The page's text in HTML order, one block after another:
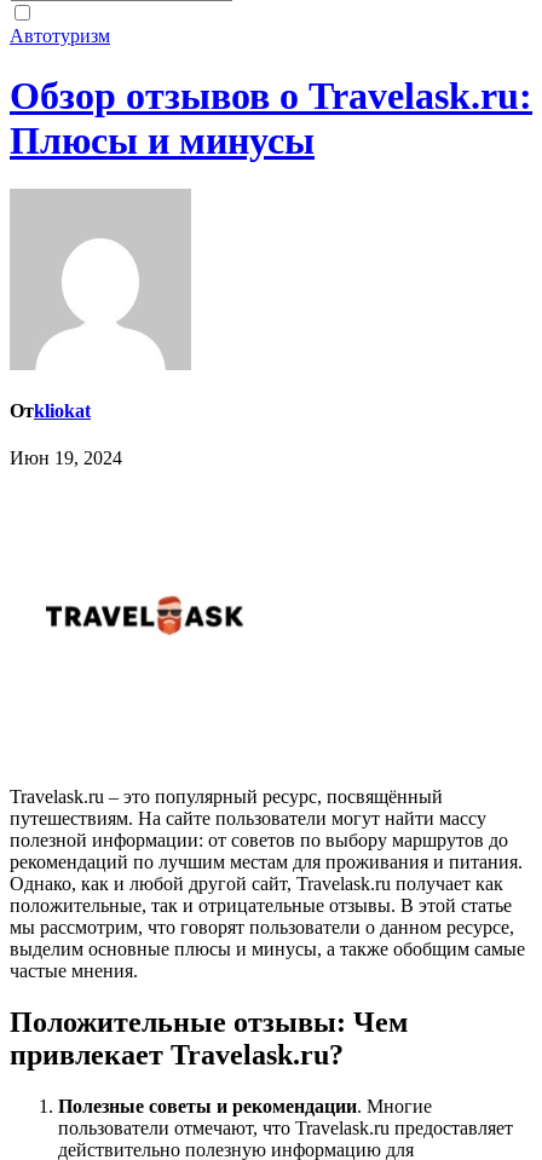
Автотуризм
Обзор отзывов о Travelask.ru:
Плюсы и минусы
Отkliokat
Июн 19, 2024
Travelask.ru – это популярный ресурс, посвящённый
путешествиям. На сайте пользователи могут найти массу
полезной информации: от советов по выбору маршрутов до
рекомендаций по лучшим местам для проживания и питания.
Однако, как и любой другой сайт, Travelask.ru получает как
положительные, так и отрицательные отзывы. В этой статье
мы рассмотрим, что говорят пользователи о данном ресурсе,
выделим основные плюсы и минусы, а также обобщим самые
частые мнения.
Положительные отзывы: Чем
привлекает Travelask.ru?
Полезные советы и рекомендации. Многие
пользователи отмечают, что Travelask.ru предоставляет
действительно полезную информацию для